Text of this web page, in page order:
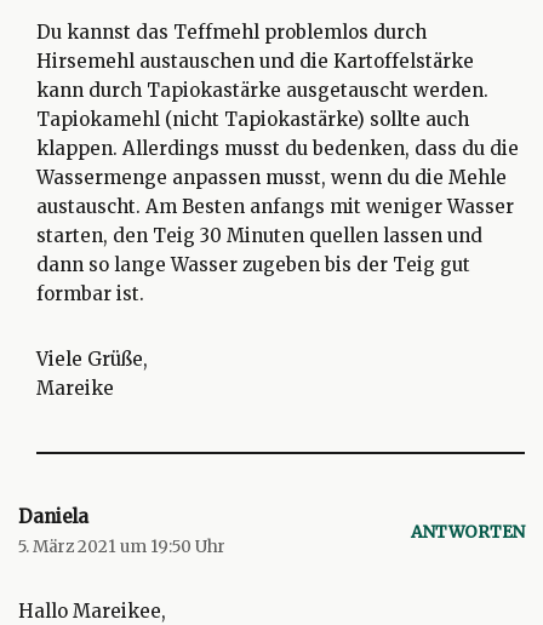
Du kannst das Teffmehl problemlos durch
Hirsemehl austauschen und die Kartoffelstärke
kann durch Tapiokastärke ausgetauscht werden.
Tapiokamehl (nicht Tapiokastärke) sollte auch
klappen. Allerdings musst du bedenken, dass du die
Wassermenge anpassen musst, wenn du die Mehle
austauscht. Am Besten anfangs mit weniger Wasser
starten, den Teig 30 Minuten quellen lassen und
dann so lange Wasser zugeben bis der Teig gut
formbar ist.
Viele Grüße,
Mareike
Daniela
5. März 2021 um 19:50 Uhr
ANTWORTEN
Hallo Mareikee,